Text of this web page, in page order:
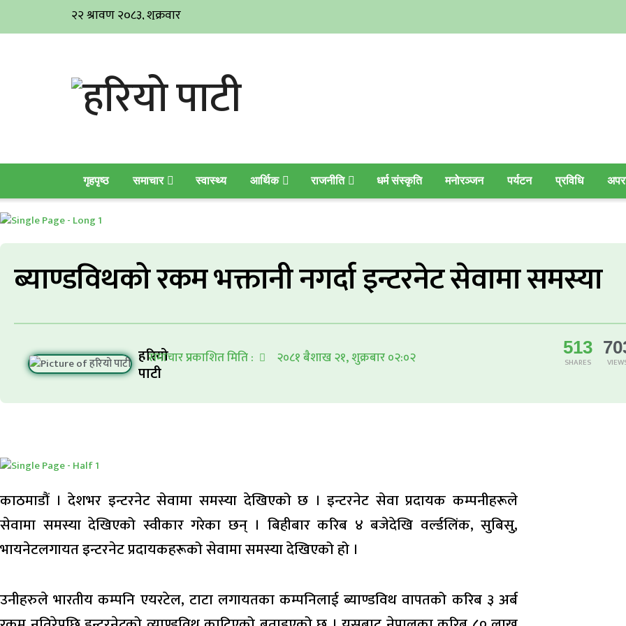
गृहपृष्ठ समाचार स्वास्थ्य आर्थिक राजनीति धर्म संस्कृति मनोरञ्जन पर्यटन प्रविधि
ब्याण्डविथको रकम भक्तानी नगर्दा इन्टरनेट सेवामा समस्या
हरियो
पाटी
समाचार प्रकाशित मिति : २०८१ बैशाख २१, शुक्रबार ०२:०२ 513
SHARES
काठमाडौं । देशभर इन्टरनेट सेवामा समस्या देखिएको छ । इन्टरनेट सेवा प्रदायक कम्पनीहरूले
सेवामा समस्या देखिएको स्वीकार गरेका छन् । बिहीबार करिब ४ बजेदेखि वर्ल्डलिंक, सुबिसु,
भायनेटलगायत इन्टरनेट प्रदायकहरूको सेवामा समस्या देखिएको हो ।
उनीहरुले भारतीय कम्पनि एयरटेल, टाटा लगायतका कम्पनिलाई ब्याण्डविथ वापतको करिब ३ अर्ब